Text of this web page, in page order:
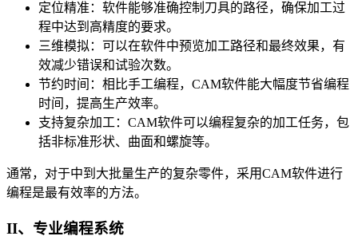
定位精准：软件能够准确控制刀具的路径，确保加工过
程中达到高精度的要求。
三维模拟：可以在软件中预览加工路径和最终效果，有
效减少错误和试验次数。
节约时间：相比手工编程，CAM软件能大幅度节省编程
时间，提高生产效率。
支持复杂加工：CAM软件可以编程复杂的加工任务，包
括非标准形状、曲面和螺旋等。
通常，对于中到大批量生产的复杂零件，采用CAM软件进行
编程是最有效率的方法。
II、专业编程系统